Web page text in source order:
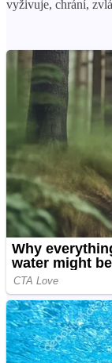
vyživuje, chrání,